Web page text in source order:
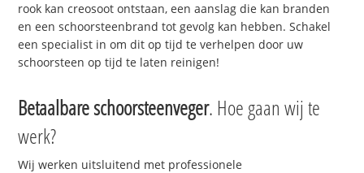
rook kan creosoot ontstaan, een aanslag die kan branden
en een schoorsteenbrand tot gevolg kan hebben. Schakel
een specialist in om dit op tijd te verhelpen door uw
schoorsteen op tijd te laten reinigen!
Betaalbare schoorsteenveger. Hoe gaan wij te
werk?
Wij werken uitsluitend met professionele